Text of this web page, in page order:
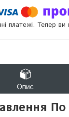
платежі.
Опис